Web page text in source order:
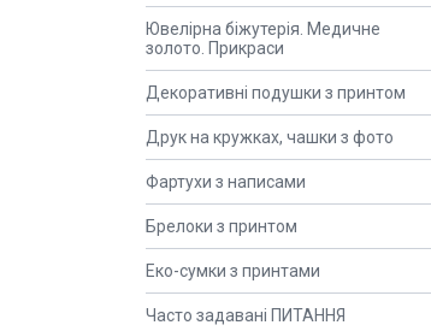
Ювелірна біжутерія. Медичне
золото. Прикраси
Декоративні подушки з принтом
Друк на кружках, чашки з фото
Фартухи з написами
Брелоки з принтом
Еко-сумки з принтами
Часто задавані ПИТАННЯ